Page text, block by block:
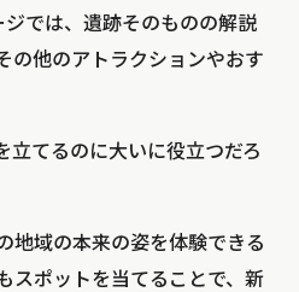
では、遺跡そのものの解説
の他のアトラクションやおす
立てるのに大いに役立つだろ
地域の本来の姿を体験できる
スポットを当てることで、新